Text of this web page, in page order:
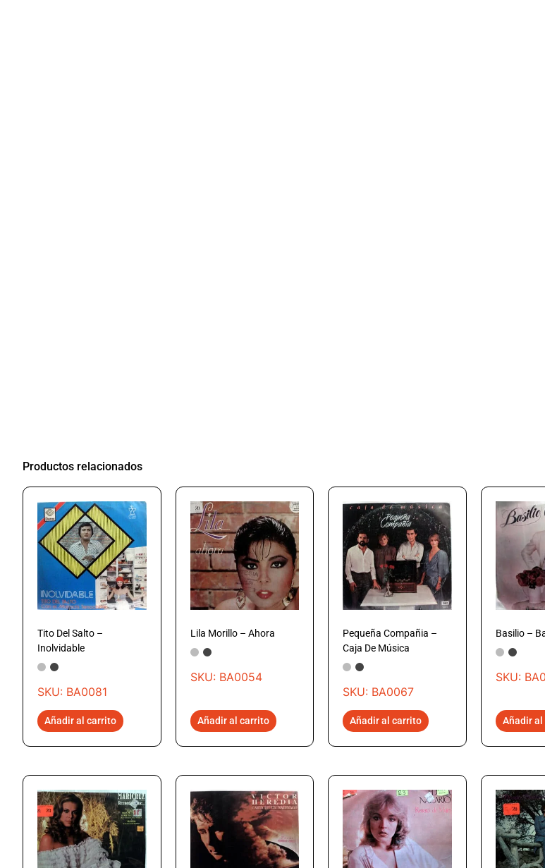
Productos relacionados
Tito Del Salto –
Inolvidable
SKU: BA0081
Añadir al carrito
Lila Morillo – Ahora
SKU: BA0054
Añadir al carrito
Pequeña Compañia –
Caja De Música
SKU: BA0067
Añadir al carrito
Basilio –
SKU:
Añadir